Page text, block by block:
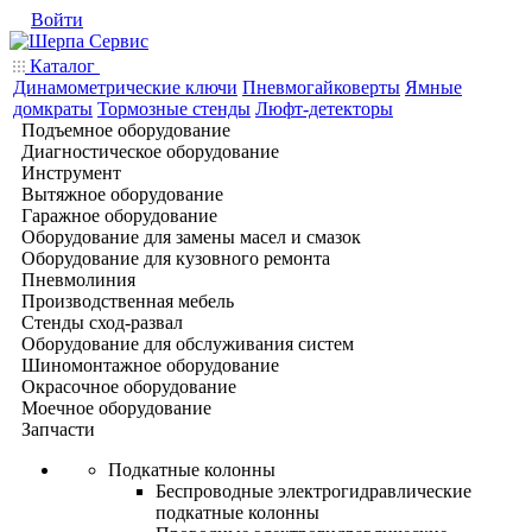
Войти
Каталог
Динамометрические ключи Пневмогайковерты Ямные
домкраты Тормозные стенды Люфт-детекторы
Подъемное оборудование
Диагностическое оборудование
Инструмент
Вытяжное оборудование
Гаражное оборудование
Оборудование для замены масел и смазок
Оборудование для кузовного ремонта
Пневмолиния
Производственная мебель
Стенды сход-развал
Оборудование для обслуживания систем
Шиномонтажное оборудование
Окрасочное оборудование
Моечное оборудование
Запчасти
Подкатные колонны
Беспроводные электрогидравлические
подкатные колонны